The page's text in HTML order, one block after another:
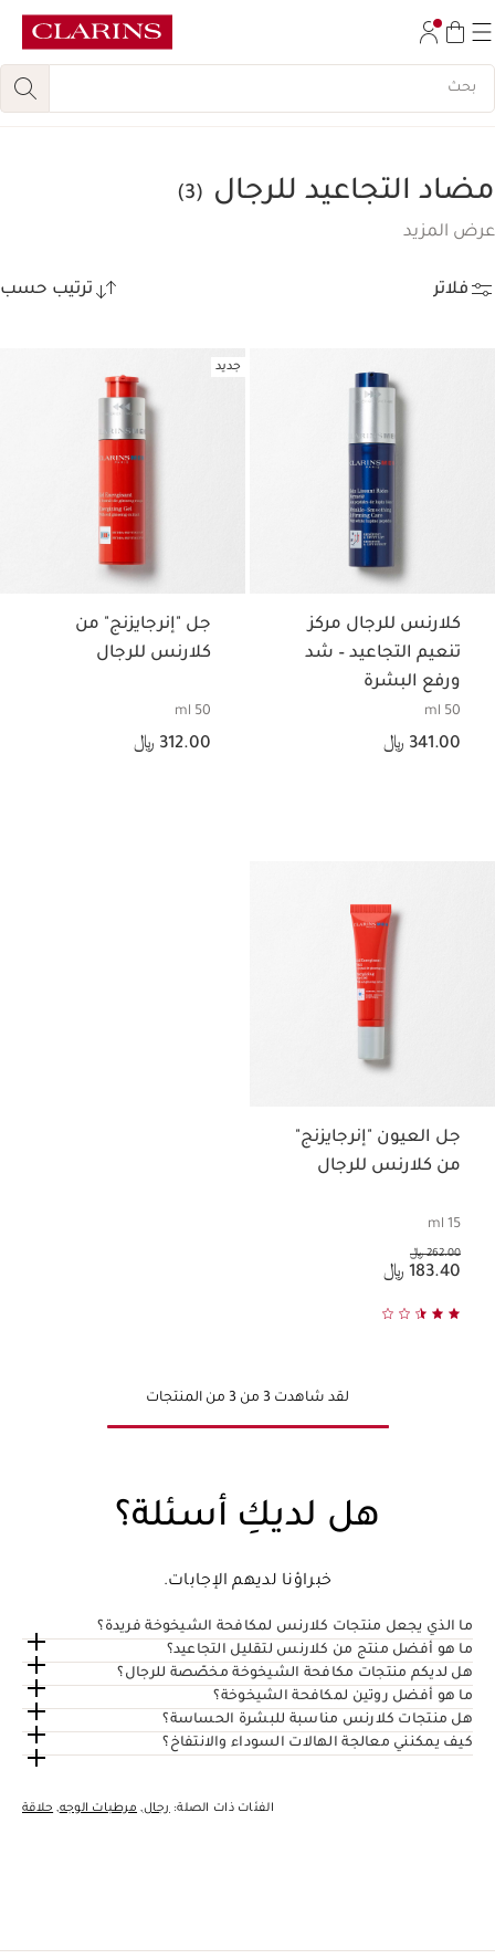
تخط إلى المحتوى
مضاد التجاعيد للرجال (3)
عرض المزيد
فلاتر ترتيب حسب
كلارنس للرجال مركز
تنعيم التجاعيد – شد
ورفع البشرة
50 ml
السعر الحالي هو 341.00 ﷼
341.00 ﷼
جديد
جل "إنرجايزنج" من
كلارنس للرجال
50 ml
السعر الحالي هو 312.00 ﷼
312.00 ﷼
جل العيون "إنرجايزنج"
من كلارنس للرجال
15 ml
262.00 ﷼
السعر الحالي هو 183.40 ﷼
183.40 ﷼
لقد شاهدت 3 من 3 من المنتجات
هل لديكِ أسئلة؟
خبراؤنا لديهم الإجابات.
ما الذي يجعل منتجات كلارنس لمكافحة الشيخوخة فريدة؟
ما هو أفضل منتج من كلارنس لتقليل التجاعيد؟
هل لديكم منتجات مكافحة الشيخوخة مخصّصة للرجال؟
ما هو أفضل روتين لمكافحة الشيخوخة؟
هل منتجات كلارنس مناسبة للبشرة الحساسة؟
كيف يمكنني معالجة الهالات السوداء والانتفاخ؟
الفئات ذات الصلة: رجال, مرطبات الوجه, حلاقة